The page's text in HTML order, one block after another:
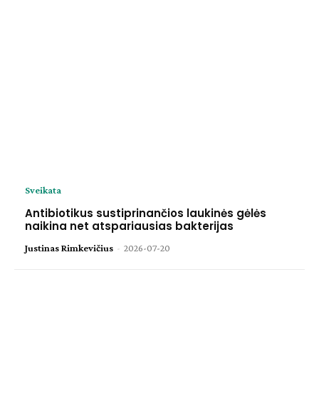
Sveikata
Antibiotikus sustiprinančios laukinės gėlės
naikina net atspariausias bakterijas
Justinas Rimkevičius - 2026-07-20